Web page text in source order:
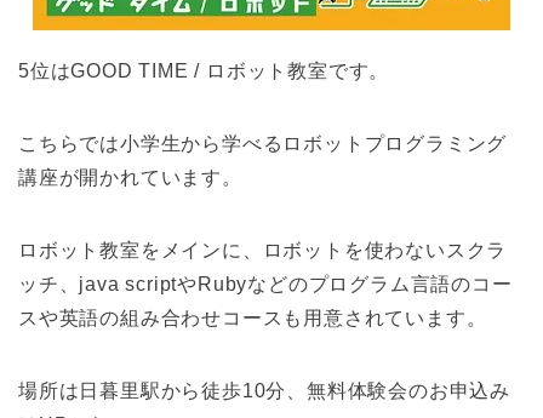
5位はGOOD TIME / ロボット教室です。
こちらでは小学生から学べるロボットプログラミング
講座が開かれています。
​ロボット教室をメインに、ロボットを使わないスクラ
ッチ、java scriptやRubyなどのプログラム言語のコー
スや英語の組み合わせコースも用意されています。
場所は日暮里駅から徒歩10分、無料体験会のお申込み